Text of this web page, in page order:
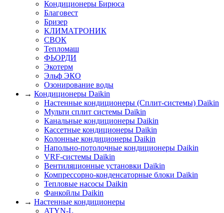
Кондиционеры Бирюса
Благовест
Бризер
КЛИМАТРОНИК
СВОК
Тепломаш
ФЬОРДИ
Экотерм
Эльф ЭКО
Озонирование воды
→ Кондиционеры Daikin
Настенные кондиционеры (Сплит-системы) Daikin
Мульти сплит системы Daikin
Канальные кондиционеры Daikin
Кассетные кондиционеры Daikin
Колонные кондиционеры Daikin
Напольно-потолочные кондиционеры Daikin
VRF-системы Daikin
Вентиляционные установки Daikin
Компрессорно-конденсаторные блоки Daikin
Тепловые насосы Daikin
Фанкойлы Daikin
→ Настенные кондиционеры
ATYN-L